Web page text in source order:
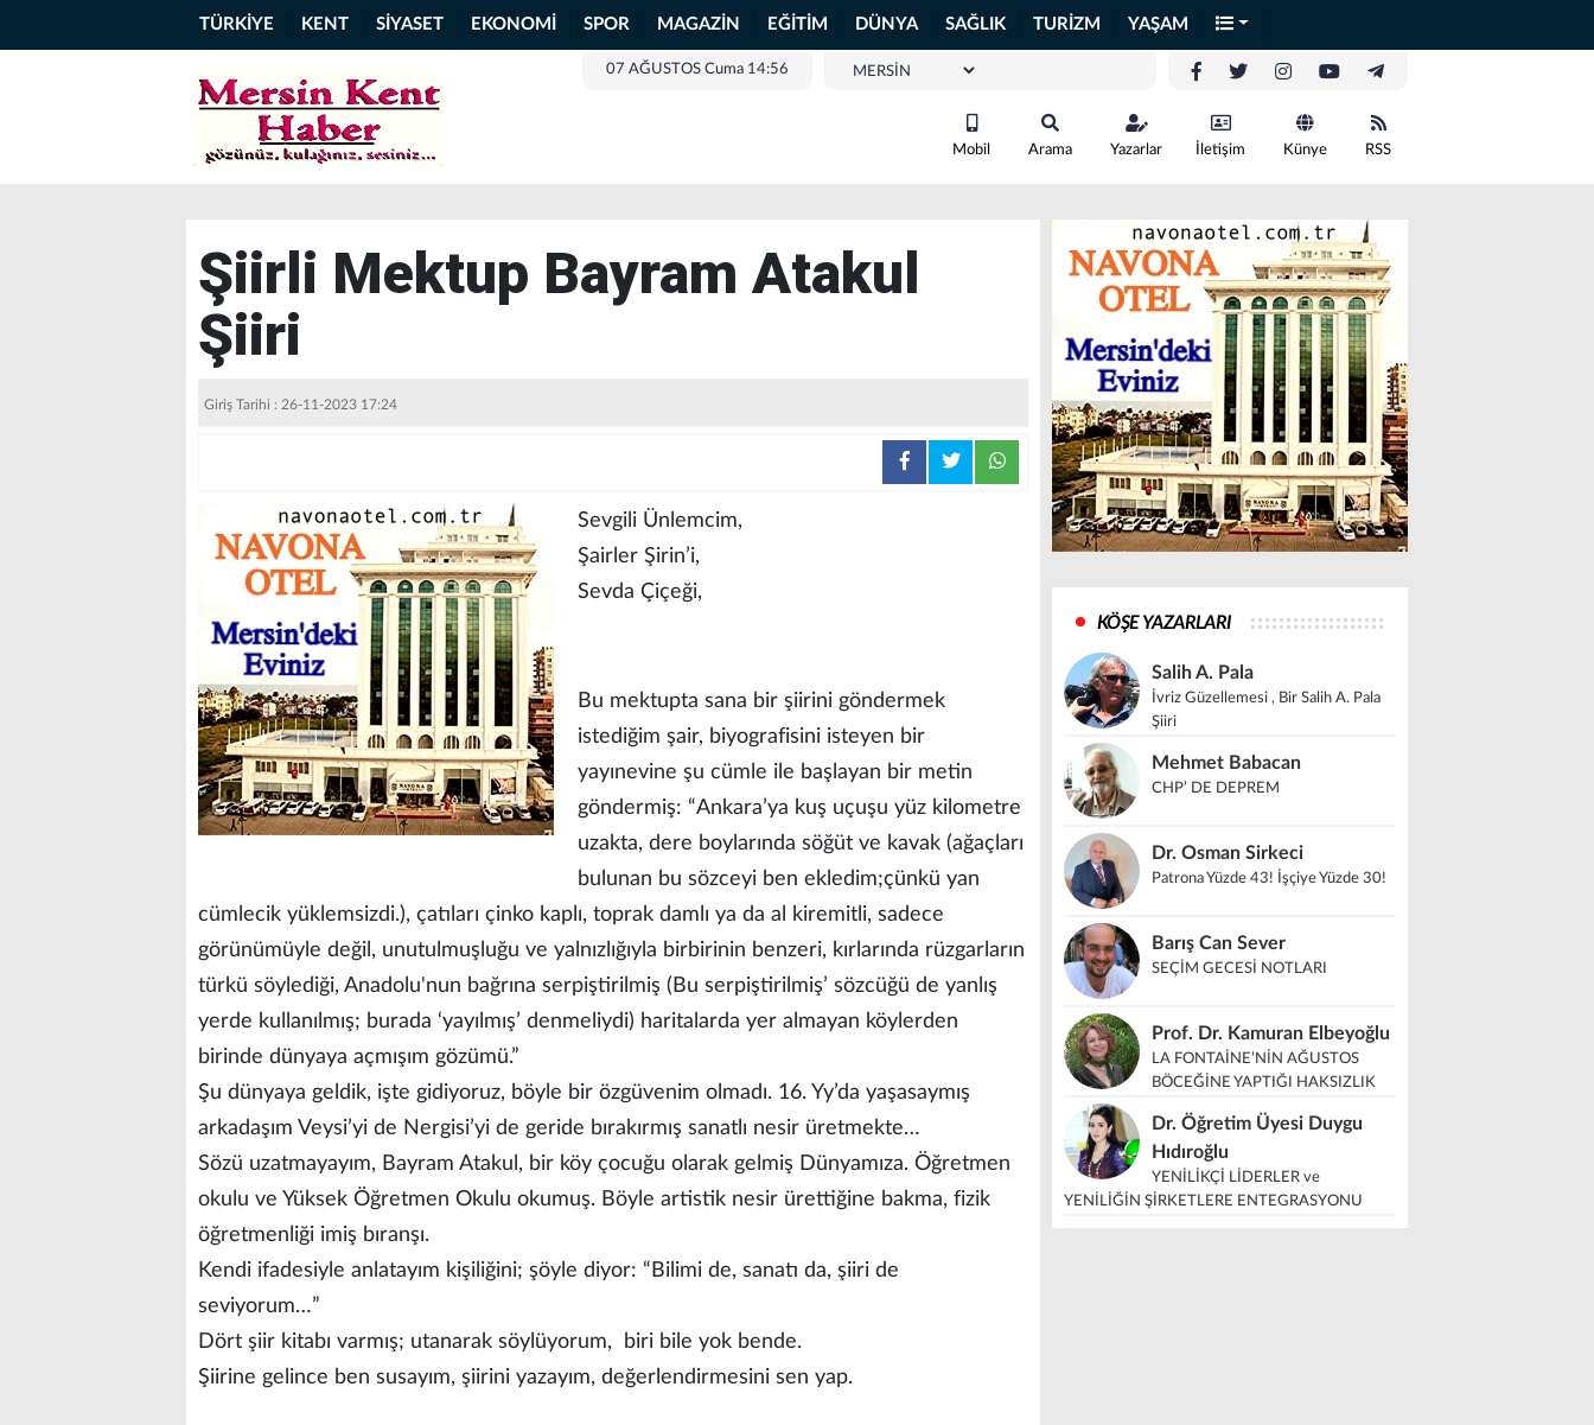
TÜRKİYE KENT SİYASET EKONOMİ SPOR MAGAZİN EĞİTİM DÜNYA SAĞLIK TURİZM YAŞAM
07 AĞUSTOS Cuma 14:56
Mobil Arama Yazarlar İletişim Künye RSS
Şiirli Mektup Bayram Atakul
Şiiri
Giriş Tarihi : 26-11-2023 17:24
Sevgili Ünlemcim,
Şairler Şirin’i,
Sevda Çiçeği,
Bu mektupta sana bir şiirini göndermek
istediğim şair, biyografisini isteyen bir
yayınevine şu cümle ile başlayan bir metin
göndermiş: “Ankara’ya kuş uçuşu yüz kilometre
uzakta, dere boylarında söğüt ve kavak (ağaçları
bulunan bu sözceyi ben ekledim;çünkü yan
cümlecik yüklemsizdi.), çatıları çinko kaplı, toprak damlı ya da al kiremitli, sadece
görünümüyle değil, unutulmuşluğu ve yalnızlığıyla birbirinin benzeri, kırlarında rüzgarların
türkü söylediği, Anadolu'nun bağrına serpiştirilmiş (Bu serpiştirilmiş’ sözcüğü de yanlış
yerde kullanılmış; burada ‘yayılmış’ denmeliydi) haritalarda yer almayan köylerden
birinde dünyaya açmışım gözümü.”
Şu dünyaya geldik, işte gidiyoruz, böyle bir özgüvenim olmadı. 16. Yy’da yaşasaymış
arkadaşım Veysi’yi de Nergisi’yi de geride bırakırmış sanatlı nesir üretmekte…
Sözü uzatmayayım, Bayram Atakul, bir köy çocuğu olarak gelmiş Dünyamıza. Öğretmen
okulu ve Yüksek Öğretmen Okulu okumuş. Böyle artistik nesir ürettiğine bakma, fizik
öğretmenliği imiş bıranşı.
Kendi ifadesiyle anlatayım kişiliğini; şöyle diyor: “Bilimi de, sanatı da, şiiri de
seviyorum…”
Dört şiir kitabı varmış; utanarak söylüyorum, biri bile yok bende.
Şiirine gelince ben susayım, şiirini yazayım, değerlendirmesini sen yap.
KÖŞE YAZARLARI
Salih A. Pala
İvriz Güzellemesi , Bir Salih A. Pala
Şiiri
Mehmet Babacan
CHP’ DE DEPREM
Dr. Osman Sirkeci
Patrona Yüzde 43! İşçiye Yüzde 30!
Barış Can Sever
SEÇİM GECESİ NOTLARI
Prof. Dr. Kamuran Elbeyoğlu
LA FONTAİNE’NİN AĞUSTOS
BÖCEĞİNE YAPTIĞI HAKSIZLIK
Dr. Öğretim Üyesi Duygu
Hıdıroğlu
YENİLİKÇİ LİDERLER ve
YENİLİĞİN ŞİRKETLERE ENTEGRASYONU